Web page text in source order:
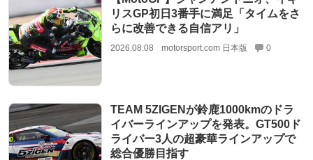
リスGP初日3番手に満足「タイムをさ
らに改善できる自信アリ」
2026.08.08 motorsport.com 日本版 0
TEAM 5ZIGENが鈴鹿1000kmのドラ
イバーラインアップを発表。GT500ド
ライバー3人の超豪華ラインアップで
総合優勝目指す